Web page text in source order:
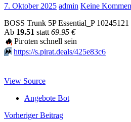
7. Oktober 2025 admin Keine
BOSS Trunk 5P Essential_P
Аb 19.51 statt 69.95 €
🔥 Piгαtеn schnеll sеin
⏩️ https://s.pirat.deals/425e83c6
View Source
Angebote Bot
Beitragsnavigation
Vorheriger Beitrag